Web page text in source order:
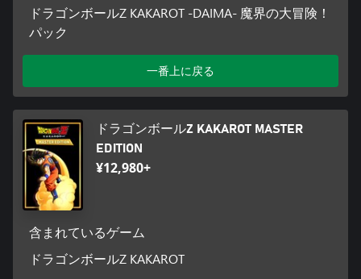
アニメでは描かれなかった魔界の世界や生態系を知ることがで
きる“魔界のウワサ”を収録。
さらに、物語の終盤では悟空の超サイヤ人4への覚醒も。強敵キ
ングゴマーとの戦いに挑戦しよう！
セット内容
・ドラゴンボールZ KAKAROT 本編
・-DAIMA- 魔界の大冒険！ パック
-追加シナリオ：-DAIMA- 魔界の大冒険！ PART1
-追加シナリオ：-DAIMA- 魔界の大冒険！ PART2
-パック購入特典：最強ヘッチャラ肉丼/上・極神水/紫恐竜の角/
覚醒水
ドラゴンボールZ KAKAROT -DAIMA- 魔界の大冒険！
パック
一番上に戻る
ドラゴンボールZ KAKAROT MASTER
EDITION
¥12,980+
含まれているゲーム
ドラゴンボールZ KAKAROT